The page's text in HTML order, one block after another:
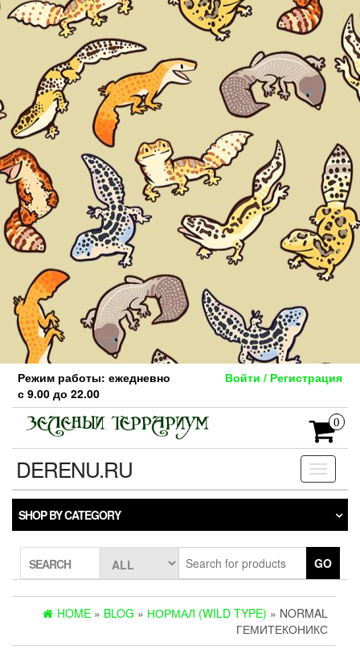
Skip
the
content
Режим работы: ежедневно
с 9.00 до 22.00
Войти / Регистрация
0
Toggle
DERENU.RU
SHOP BY CATEGORY
SEARCH GO
HOME » BLOG » НОРМАЛ (WILD TYPE) » NORMAL
ГЕМИТЕКОНИКС